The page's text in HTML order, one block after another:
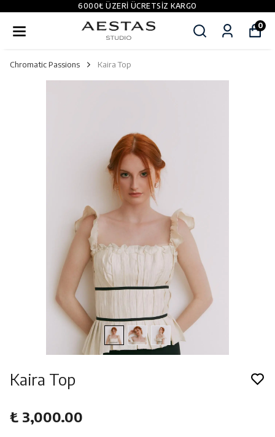
6000₺ ÜZERI ÜCRETSIZ KARGO
0
Chromatic Passions Kaira Top
Kaira Top
₺ 3,000.00